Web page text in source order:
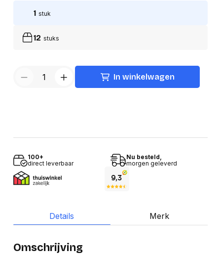
1 stuk
12 stuks
In winkelwagen
100+
direct leverbaar
Nu besteld,
morgen geleverd
Details Merk
Omschrijving